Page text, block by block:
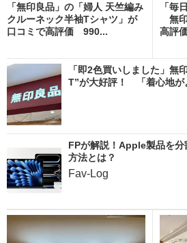
「無印良品」の「婦人 天竺編み
クルーネック半袖Tシャツ」が
口コミで高評価 990...
「毎
無印
高評
「即2色買いしました」無
T”が大好評！ 「着心地が
FPが解説！Apple製品を分
方法とは？
Fav-Log